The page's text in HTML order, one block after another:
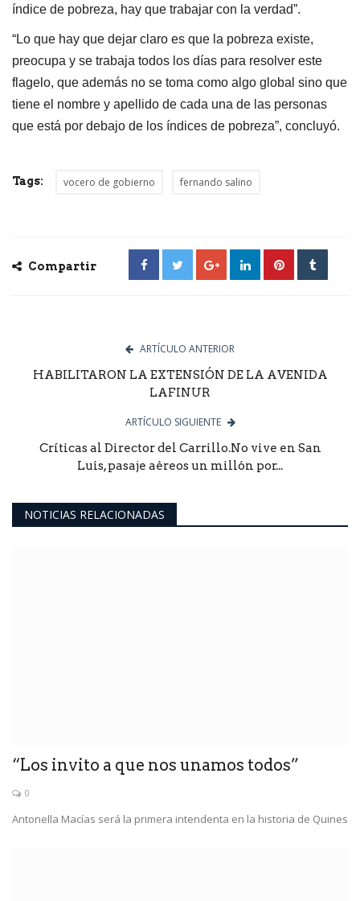
índice de pobreza, hay que trabajar con la verdad”.
“Lo que hay que dejar claro es que la pobreza existe,
preocupa y se trabaja todos los días para resolver este
flagelo, que además no se toma como algo global sino que
tiene el nombre y apellido de cada una de las personas
que está por debajo de los índices de pobreza”, concluyó.
Tags: vocero de gobierno fernando salino
Compartir
ARTÍCULO ANTERIOR
HABILITARON LA EXTENSIÓN DE LA AVENIDA
LAFINUR
ARTÍCULO SIGUIENTE
Críticas al Director del Carrillo.No vive en San
Luis, pasaje aéreos un millón por...
NOTICIAS RELACIONADAS
“Los invito a que nos unamos todos”
0
Antonella Macías será la primera intendenta en la historia de Quines